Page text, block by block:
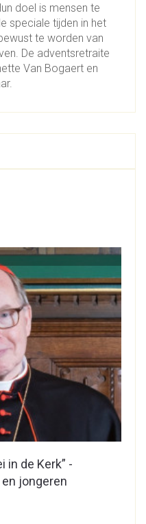
doel is mensen te
speciale tijden in het
te worden van
De adventsretraite
Van Bogaert en
in de Kerk” -
jongeren